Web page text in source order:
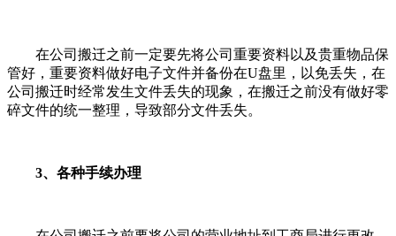
在公司搬迁之前一定要先将公司重要资料以及贵重物品保
管好，重要资料做好电子文件并备份在U盘里，以免丢失，在
公司搬迁时经常发生文件丢失的现象，在搬迁之前没有做好零
碎文件的统一整理，导致部分文件丢失。
3、各种手续办理